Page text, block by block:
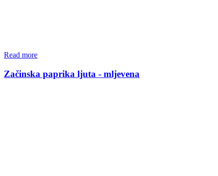
Read more
Začinska paprika ljuta - mljevena